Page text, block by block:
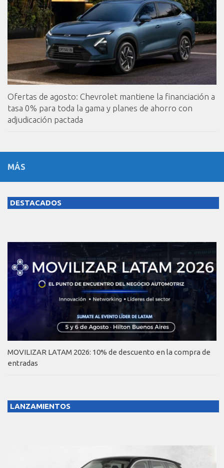
Ofertas de agosto: Chevrolet mantiene la financiación a
tasa 0% para toda la gama y planes de ahorro con
adjudicación pactada
MÁS
DESTACADOS
MOVILIZAR LATAM 2026: 10% de descuento en la compra de
entradas
LANZAMIENTOS